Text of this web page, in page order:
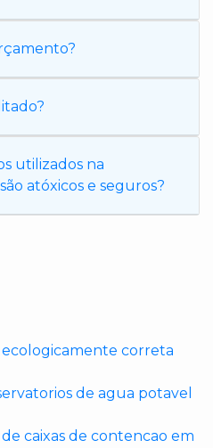
utilizados na
atóxicos e seguros?
correta
de agua potavel
caixas de contencao em